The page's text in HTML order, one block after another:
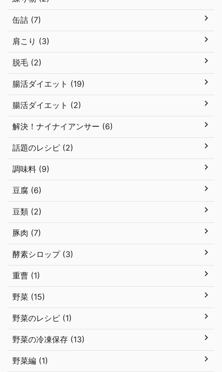
缶詰 (7)
肩こり (3)
脱毛 (2)
腸活ダイエット (19)
腸活ダイエット (2)
解決！ナイナイアンサー (6)
話題のレシピ (2)
調味料 (9)
豆腐 (6)
豆類 (2)
豚肉 (7)
酵素シロップ (3)
重曹 (1)
野菜 (15)
野菜のレシピ (1)
野菜の冷凍保存 (13)
野菜編 (1)